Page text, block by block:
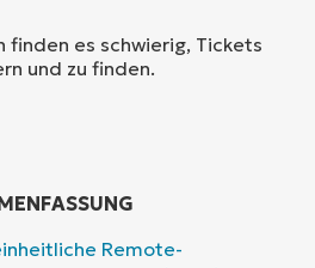
finden es schwierig, Tickets
und zu finden.
Remote-